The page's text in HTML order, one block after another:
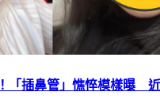
「插鼻管」憔悴模樣曝